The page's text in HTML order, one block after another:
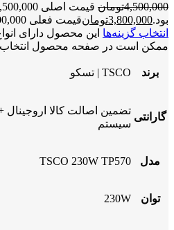
4,500,000تومان
بود.3,800,000تومانقیمت فعلی 3,800,000تومان است.
انتخاب گزینه‌ها این محصول دارای
ممکن است در صفحه محصول انتخاب
برند TSCO | تسکو
گارانتی
تضمین اصالت کالا اروجینال
سیستم
مدل TSCO 230W TP570
توان 230W